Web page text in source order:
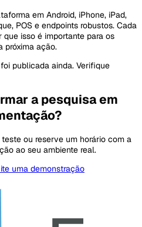
em Android, iPhone, iPad,
POS e endpoints robustos. Cada
isso é importante para os
próxima ação.
publicada ainda. Verifique
a pesquisa em
ou reserve um horário com a
ao seu ambiente real.
uma demonstração